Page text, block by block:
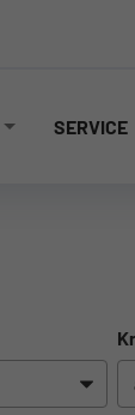
SERVICE